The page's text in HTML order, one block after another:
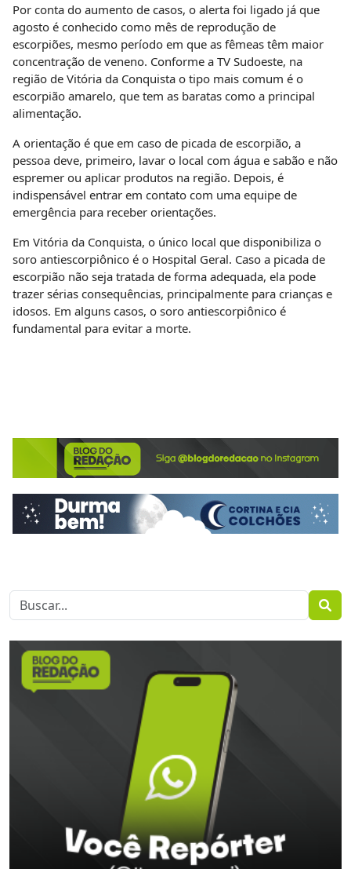
Por conta do aumento de casos, o alerta foi ligado já que
agosto é conhecido como mês de reprodução de
escorpiões, mesmo período em que as fêmeas têm maior
concentração de veneno. Conforme a TV Sudoeste, na
região de Vitória da Conquista o tipo mais comum é o
escorpião amarelo, que tem as baratas como a principal
alimentação.
A orientação é que em caso de picada de escorpião, a
pessoa deve, primeiro, lavar o local com água e sabão e não
espremer ou aplicar produtos na região. Depois, é
indispensável entrar em contato com uma equipe de
emergência para receber orientações.
Em Vitória da Conquista, o único local que disponibiliza o
soro antiescorpiônico é o Hospital Geral. Caso a picada de
escorpião não seja tratada de forma adequada, ela pode
trazer sérias consequências, principalmente para crianças e
idosos. Em alguns casos, o soro antiescorpiônico é
fundamental para evitar a morte.